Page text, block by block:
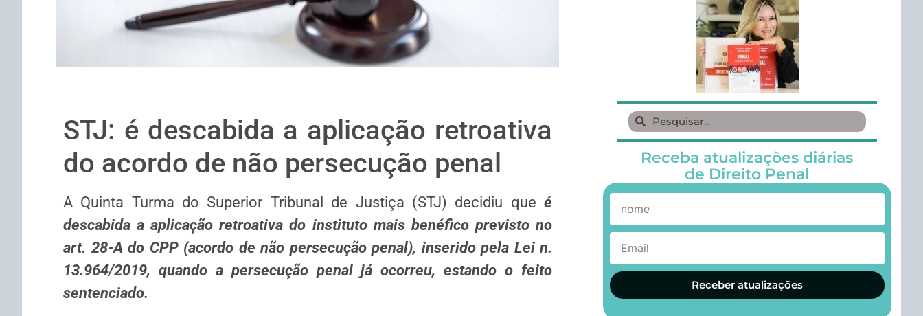
STJ: é descabida a aplicação retroativa
do acordo de não persecução penal
A Quinta Turma do Superior Tribunal de Justiça (STJ) decidiu que é
descabida a aplicação retroativa do instituto mais benéfico previsto no
art. 28-A do CPP (acordo de não persecução penal), inserido pela Lei n.
13.964/2019, quando a persecução penal já ocorreu, estando o feito
sentenciado.
Receba atualizações diárias
de Direito Penal
Receber atualizações